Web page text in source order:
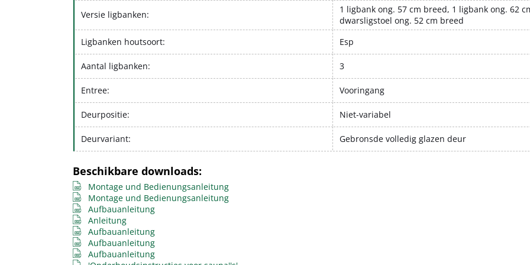
Versie ligbanken:
1 ligbank ong. 57 cm breed, 1 ligbank ong. 62
dwarsligstoel ong. 52 cm breed
Ligbanken houtsoort:
Esp
Aantal ligbanken: 3
Entree: Vooringang
Deurpositie: Niet-variabel
Deurvariant: Gebronsde volledig glazen deur
Beschikbare downloads:
Montage und Bedienungsanleitung
Montage und Bedienungsanleitung
Aufbauanleitung
Anleitung
Aufbauanleitung
Aufbauanleitung
Aufbauanleitung